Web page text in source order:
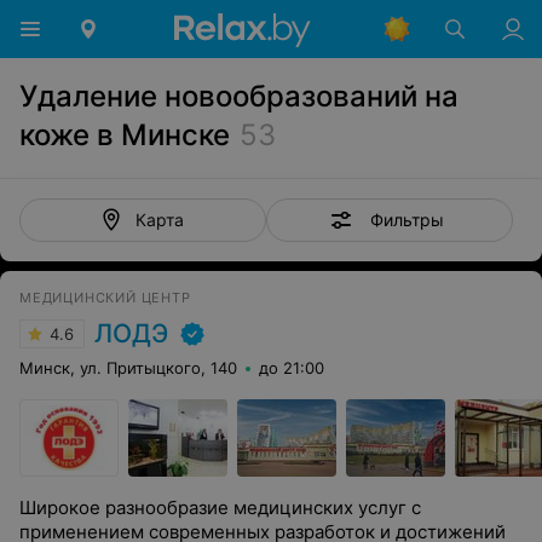
Удаление новообразований на
коже в Минске 53
Карта Фильтры
МЕДИЦИНСКИЙ ЦЕНТР
4.6 ЛОДЭ
Минск, ул. Притыцкого, 140 до 21:00
Широкое разнообразие медицинских услуг с
применением современных разработок и достижений